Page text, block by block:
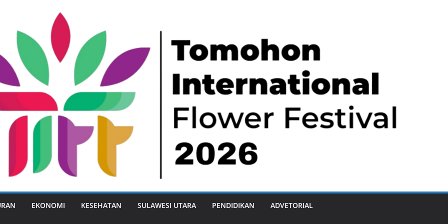
EKONOMI KESEHATAN SULAWESI UTARA PENDIDIKAN ADVETORIAL